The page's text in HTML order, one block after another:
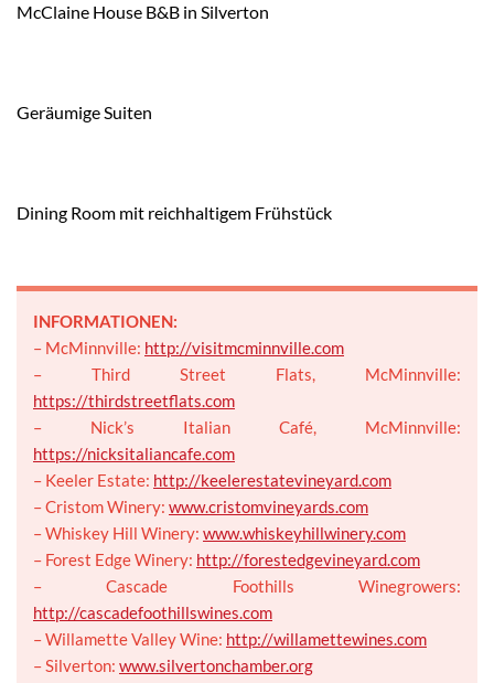
McClaine House B&B in Silverton
Geräumige Suiten
Dining Room mit reichhaltigem Frühstück
INFORMATIONEN:
– McMinnville: http://visitmcminnville.com
– Third Street Flats, McMinnville:
https://thirdstreetflats.com
– Nick’s Italian Café, McMinnville:
https://nicksitaliancafe.com
– Keeler Estate: http://keelerestatevineyard.com
– Cristom Winery: www.cristomvineyards.com
– Whiskey Hill Winery: www.whiskeyhillwinery.com
– Forest Edge Winery: http://forestedgevineyard.com
– Cascade Foothills Winegrowers:
http://cascadefoothillswines.com
– Willamette Valley Wine: http://willamettewines.com
– Silverton: www.silvertonchamber.org